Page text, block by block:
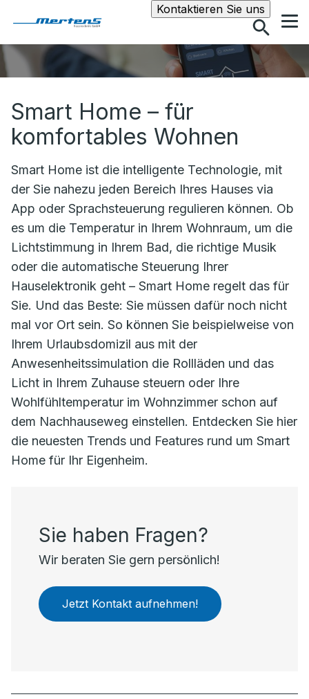
Kontaktieren Sie unsSuche
Smart Home – für
komfortables Wohnen
Smart Home ist die intelligente Technologie, mit
der Sie nahezu jeden Bereich Ihres Hauses via
App oder Sprachsteuerung regulieren können. Ob
es um die Temperatur in Ihrem Wohnraum, um die
Lichtstimmung in Ihrem Bad, die richtige Musik
oder die automatische Steuerung Ihrer
Hauselektronik geht – Smart Home regelt das für
Sie. Und das Beste: Sie müssen dafür noch nicht
mal vor Ort sein. So können Sie beispielweise von
Ihrem Urlaubsdomizil aus mit der
Anwesenheitssimulation die Rollläden und das
Licht in Ihrem Zuhause steuern oder Ihre
Wohlfühltemperatur im Wohnzimmer schon auf
dem Nachhauseweg einstellen. Entdecken Sie hier
die neuesten Trends und Features rund um Smart
Home für Ihr Eigenheim.
Sie haben Fragen?
Wir beraten Sie gern persönlich!
Jetzt Kontakt aufnehmen!